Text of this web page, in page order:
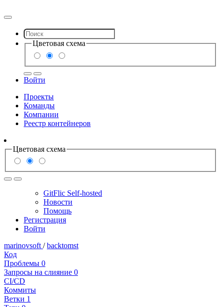
Цветовая схема
Войти
Проекты
Команды
Компании
Реестр контейнеров
Цветовая схема
GitFlic Self-hosted
Новости
Помощь
Регистрация
Войти
marinovsoft / backtomst
Код
Проблемы 0
Запросы на слияние 0
CI/CD
Коммиты
Ветки 1